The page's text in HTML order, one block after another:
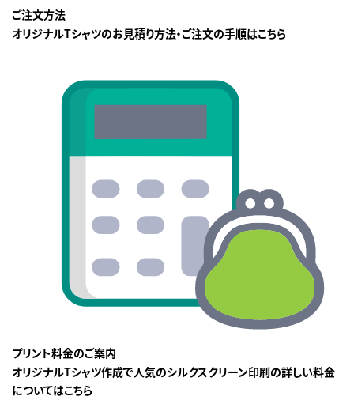
ご注文方法
オリジナルTシャツのお見積り方法・ご注文の手順はこちら
プリント料金のご案内
オリジナルTシャツ作成で人気のシルクスクリーン印刷の詳しい料金
についてはこちら